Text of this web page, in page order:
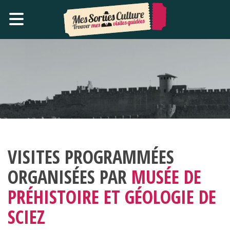
VISITES PROGRAMMÉES
ORGANISÉES PAR MUSÉE DE
PRÉHISTOIRE ET GÉOLOGIE DE
SCIEZ